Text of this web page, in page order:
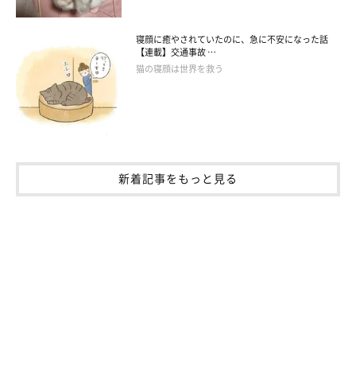
寝顔に癒やされていたのに、急に不安になった話
【連載】交通事故 …
猫の寝顔は世界を救う
新着記事をもっと見る